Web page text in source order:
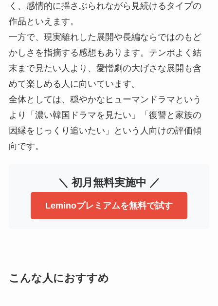
く、感情的に揺さぶられながら見続けるタイプの
作品といえます。
一方で、現実離れした展開や長編ならではのもど
かしさを指摘する感想もあります。テンポよく結
末まで見たい人より、愛憎劇の大げさな展開も含
めて楽しめる人に向いています。
全体としては、穏やかなヒューマンドラマという
より「濃い韓国ドラマを見たい」「復讐と家族の
因縁をじっくり追いたい」という人向けの評価傾
向です。
＼ 初月無料実施中 ／
Leminoプレミアムを無料で試す
こんな人におすすめ